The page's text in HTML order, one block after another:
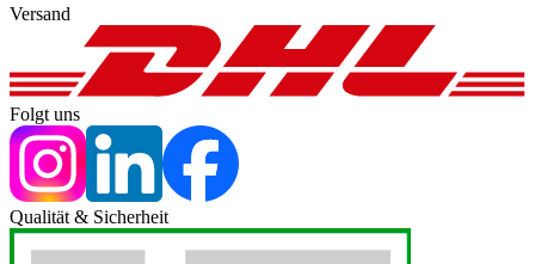
Versand
Folgt uns
Qualität & Sicherheit